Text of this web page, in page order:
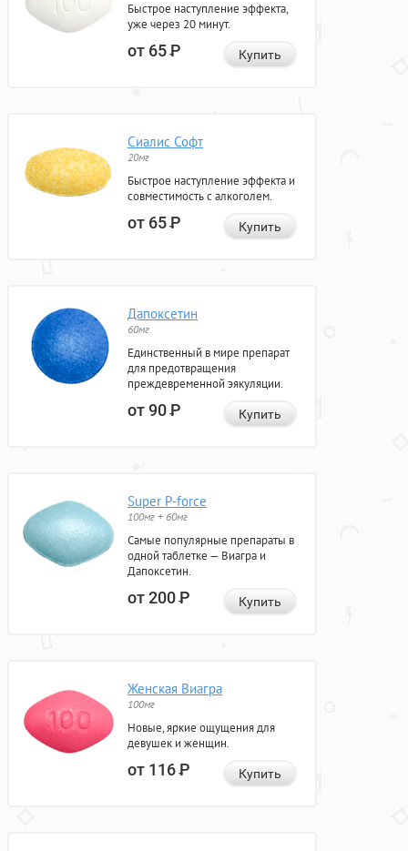
Быстрое наступление эффекта,
уже через 20 минут.
от 65Р Купить
Сиалис Софт
20мг
Быстрое наступление эффекта и
совместимость с алкоголем.
от 65Р Купить
Дапоксетин
60мг
Единственный в мире препарат
для предотвращения
преждевременной эякуляции.
от 90Р Купить
Super P-force
100мг + 60мг
Самые популярные препараты в
одной таблетке — Виагра и
Дапоксетин.
от 200Р Купить
Женская Виагра
100мг
Новые, яркие ощущения для
девушек и женщин.
от 116Р Купить